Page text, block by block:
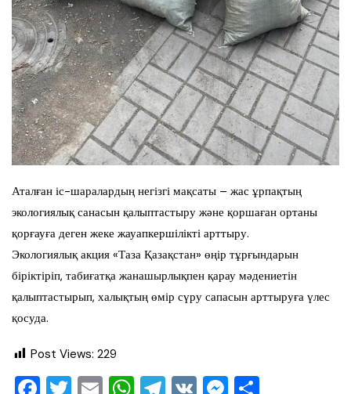
Аталған іс-шаралардың негізгі мақсаты – жас ұрпақтың
экологиялық санасын қалыптастыру және қоршаған ортаны
қорғауға деген жеке жауапкершілікті арттыру.
Экологиялық акция «Таза Қазақстан» өңір тұрғындарын
біріктіріп, табиғатқа жанашырлықпен қарау мәдениетін
қалыптастырып, халықтың өмір сүру сапасын арттыруға үлес
қосуда.
Post Views: 229